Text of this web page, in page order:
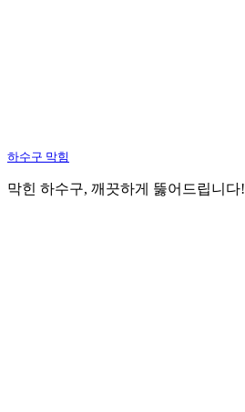
하수구 막힘
막힌 하수구, 깨끗하게 뚫어드립니다!